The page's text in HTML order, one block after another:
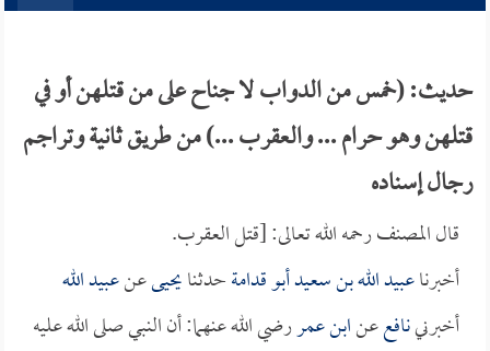
حديث: (خمس من الدواب لا جناح على من قتلهن أو في
قتلهن وهو حرام ... والعقرب ...) من طريق ثانية وتراجم
رجال إسناده
قال المصنف رحمه الله تعالى: [قتل العقرب.
أخبرناعبيد الله بن سعيد أبو قدامةحدثنايحيىعنعبيد الله
أخبرنينافععنابن عمررضي الله عنهما: أن النبي صلى الله عليه